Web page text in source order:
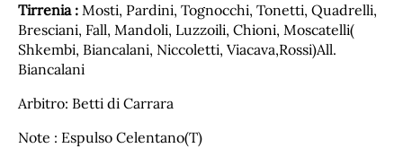
Tirrenia : Mosti, Pardini, Tognocchi, Tonetti, Quadrelli,
Bresciani, Fall, Mandoli, Luzzoili, Chioni, Moscatelli(
Shkembi, Biancalani, Niccoletti, Viacava,Rossi)All.
Biancalani
Arbitro: Betti di Carrara
Note : Espulso Celentano(T)